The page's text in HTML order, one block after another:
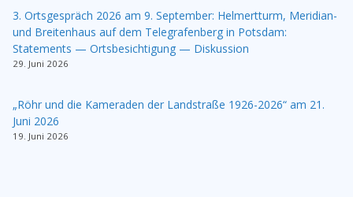
3. Ortsgespräch 2026 am 9. September: Helmertturm, Meridian-
und Breitenhaus auf dem Telegrafenberg in Potsdam:
Statements — Ortsbesichtigung — Diskussion
29. Juni 2026
„Röhr und die Kameraden der Landstraße 1926-2026“ am 21.
Juni 2026
19. Juni 2026